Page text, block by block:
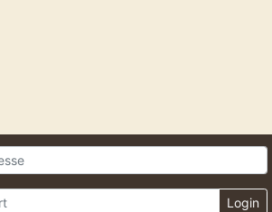
Login